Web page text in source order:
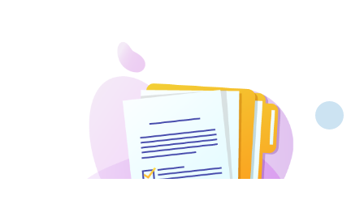
Piyasa Araştırma
Teklifler toplanır, fiyat ve termin karşılaştırmaları
yapılır, en uygun tedarik seçimi hızlanır.